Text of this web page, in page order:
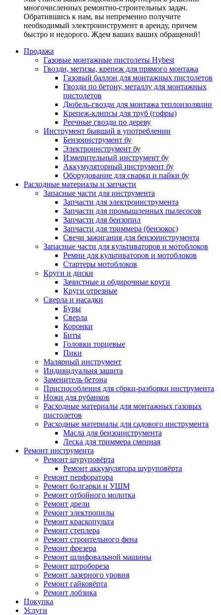
многочисленных ремонтно-строительных задач.
Обратившись к нам, вы непременно получите
необходимый электроинструмент в аренду, причем
быстро и недорого. Ждем ваших ваших обращений!
Продажа
Газовые монтажные пистолеты Hybest
Гвозди, метизы, крепеж для прямого монтажа
Газовый баллон для монтажных пистолетов
Гвозди по бетону, металлу для монтажных
пистолетов
Дюбель-гвозди для монтажа теплоизоляции
Крепеж-клипсы для труб (гофры)
Реечные гвозди по дереву
Инструмент бывший в употреблении
Бензоинструмент бу
Электроинструмент бу
Измерительный инструмент бу
Аккумуляторный инструмент бу
Оборудование для сварки и пайки бу
Расходные материалы и запчасти
Запасные части для инструмента
Запчасти для электроинструмента
Запчасти для промышленных пылесосов
Запчасти для бензопил
Запчасти для триммера (бензокос)
Свечи зажигания для бензоинструмента
Запасные части для культиваторов и мотоблоков
Ремни для культиваторов и мотоблоков
Стартеры мотоблоков
Круги и диски
Зачистные и обдирочные круги
Круги отрезные
Сверла и насадки
Буры
Сверла
Коронки
Биты
Головки торцевые
Пики
Малярный инструмент
Индивидуальня защита
Заменитель бетона
Приспособления для сбрки-разборки инструмента
Ножи для рубанков
Расходные материалы для монтажных газовых
пистолетов
Расходные материалы для садового инструмента
Масла для бензоинструмента
Леска для триммера сменная
Ремонт инструмента
Ремонт шуруповёрта
Ремонт аккумулятора шуруповёрта
Ремонт перфоратора
Ремонт болгарки и УШМ
Ремонт отбойного молотка
Ремонт дрели
Ремонт электропилы
Ремонт краскопульта
Ремонт степлера
Ремонт строительного фена
Ремонт фрезера
Ремонт шлифовальной машины
Ремонт штробореза
Ремонт лазерного уровня
Ремонт гайковёрта
Ремонт лобзика
Покупка
Услуги